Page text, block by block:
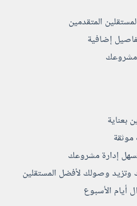
المتقدمين
إضافية
مشروعك
بعناية
إدارة مشروعك
وصولك لأفضل المستقلين
الأسبوع